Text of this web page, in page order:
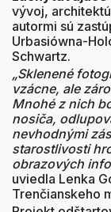
vývoj,
autormi sú
Urbasiówna-
Schwartz.
„Sklenené
vzácne, ale
Mnohé z nich
nosiča,
nevhodnými
starostlivosti
obrazových
uviedla Lenka
Trenčianskeho